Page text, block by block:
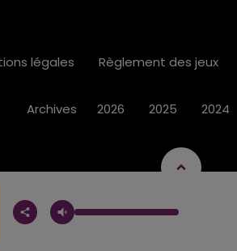
légales Règlement des jeux
Archives 2026 2025 2024